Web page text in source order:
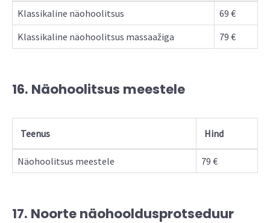
Klassikaline näohoolitsus
69 €
Klassikaline näohoolitsus massaažiga
79 €
16. Näohoolitsus meestele
Teenus Hind
Näohoolitsus meestele 79 €
17. Noorte näohooldusprotseduur